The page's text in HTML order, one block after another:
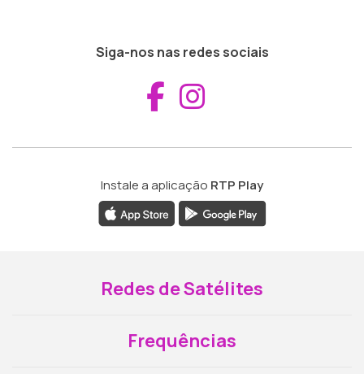
Siga-nos nas redes sociais
Aceder ao
Instale a aplicação RTP Play
Redes de Satélites
Frequências